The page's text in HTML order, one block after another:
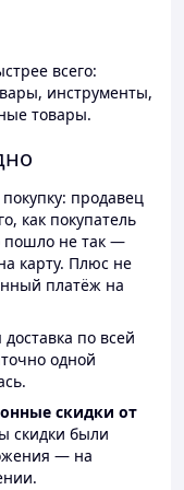
всего:
инструменты,
товары.
продавец
как покупатель
пошло не так —
карту. Плюс не
платёж на
по всей
одной
скидки от
скидки были
— на